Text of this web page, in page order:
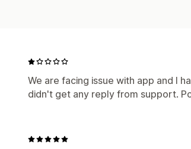
We are facing issue with app and I
didn't get any reply from support.